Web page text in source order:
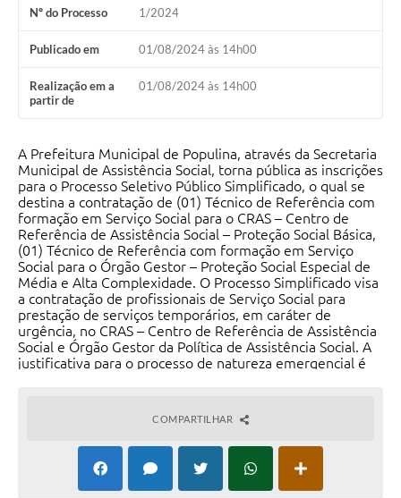
Nº do Processo 1/2024
Publicado em 01/08/2024 às 14h00
Realização em a
partir de
01/08/2024 às 14h00
A Prefeitura Municipal de Populina, através da Secretaria
Municipal de Assistência Social, torna pública as inscrições
para o Processo Seletivo Público Simplificado, o qual se
destina a contratação de (01) Técnico de Referência com
formação em Serviço Social para o CRAS – Centro de
Referência de Assistência Social – Proteção Social Básica,
(01) Técnico de Referência com formação em Serviço
Social para o Órgão Gestor – Proteção Social Especial de
Média e Alta Complexidade. O Processo Simplificado visa
a contratação de profissionais de Serviço Social para
prestação de serviços temporários, em caráter de
urgência, no CRAS – Centro de Referência de Assistência
Social e Órgão Gestor da Política de Assistência Social. A
justificativa para o processo de natureza emergencial é
haver descontinuidade, tendo em vista as questões
vivenciadas pelas equipes da PSB e PSE.
COMPARTILHAR